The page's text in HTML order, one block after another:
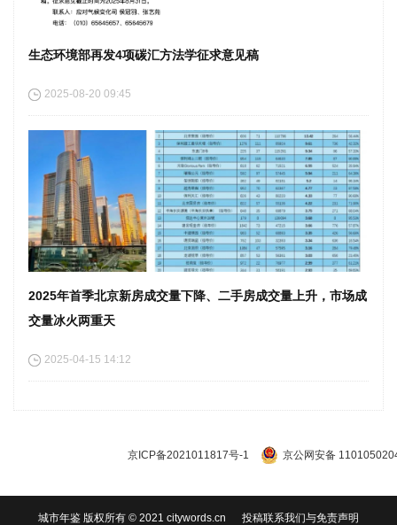
生态环境部再发4项碳汇方法学征求意见稿
2025-08-20 09:45
2025年首季北京新房成交量下降、二手房成交量上升，市场成
交量冰火两重天
2025-04-15 14:12
京ICP备2021011817号-1 京公网安备
城市年鉴 版权所有 © 2021 citywords.cn 投稿联系我们与免责声明